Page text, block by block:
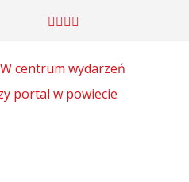
portal w powiecie